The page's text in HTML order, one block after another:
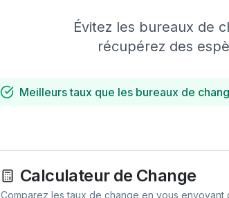
Évitez les bureaux de
récupérez des
Meilleurs taux que les bureaux de
Calculateur de Change
Comparez les taux de change en vous